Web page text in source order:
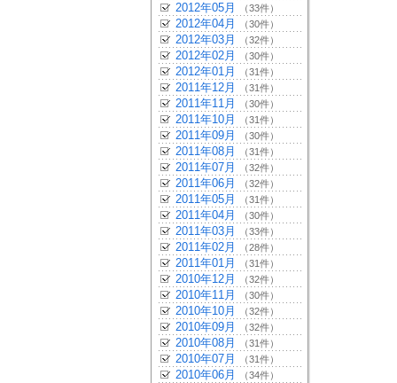
2012年05月 （33件）
2012年04月 （30件）
2012年03月 （32件）
2012年02月 （30件）
2012年01月 （31件）
2011年12月 （31件）
2011年11月 （30件）
2011年10月 （31件）
2011年09月 （30件）
2011年08月 （31件）
2011年07月 （32件）
2011年06月 （32件）
2011年05月 （31件）
2011年04月 （30件）
2011年03月 （33件）
2011年02月 （28件）
2011年01月 （31件）
2010年12月 （32件）
2010年11月 （30件）
2010年10月 （32件）
2010年09月 （32件）
2010年08月 （31件）
2010年07月 （31件）
2010年06月 （34件）